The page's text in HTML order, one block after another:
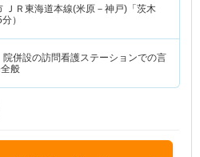
ＪＲ東海道本線(米原－神戸)「茨木
）
院併設の訪問看護ステーションでの言
般